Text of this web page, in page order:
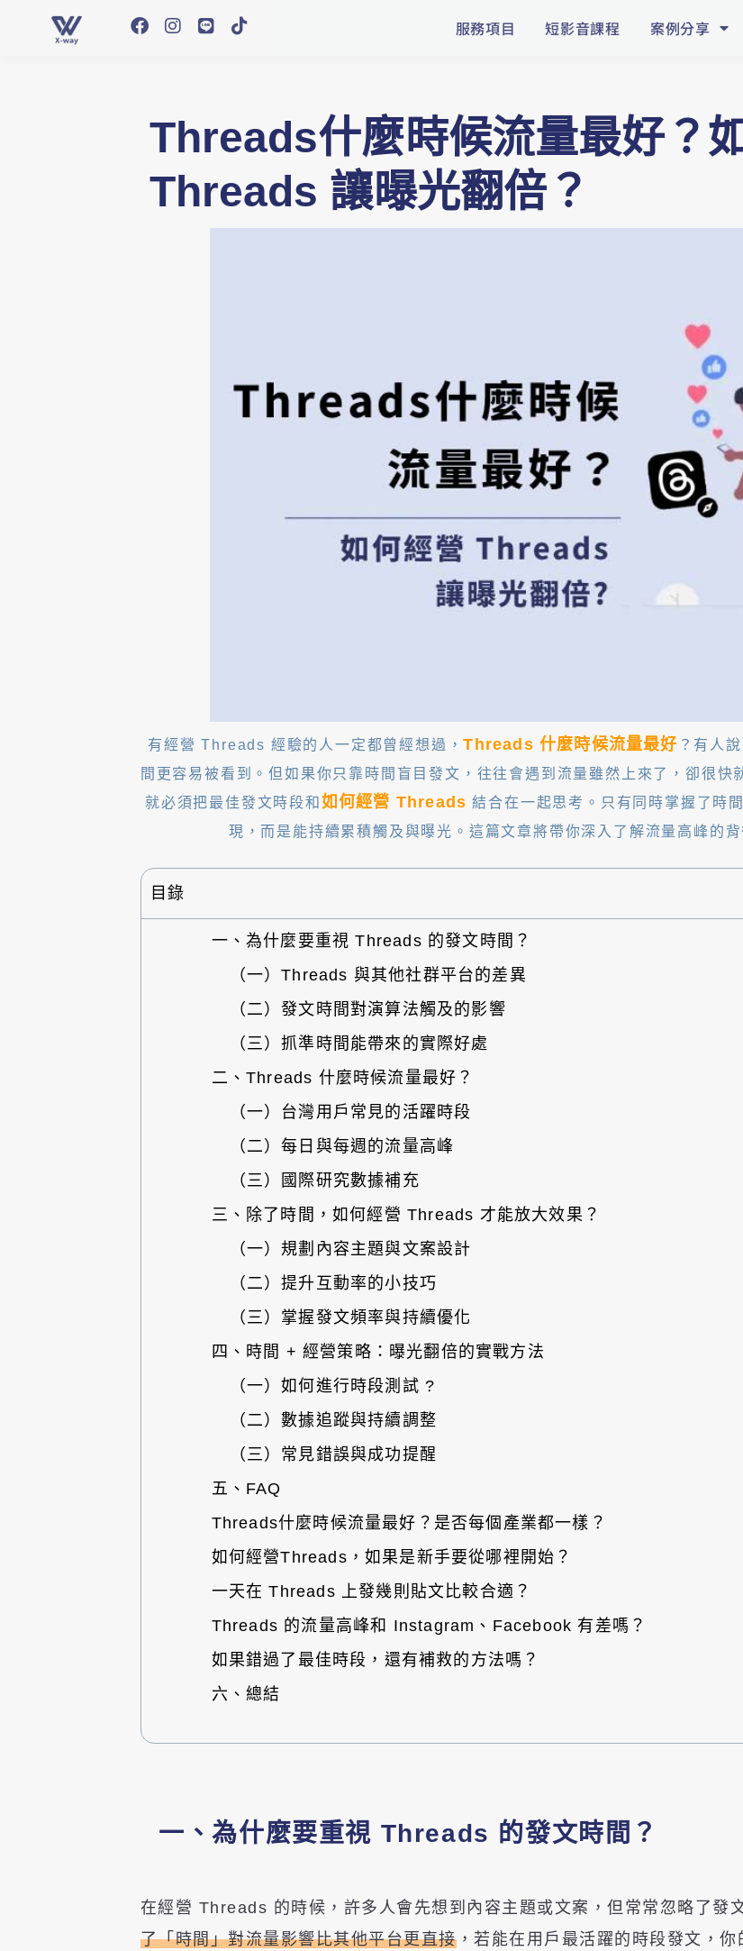
服務項目 短影音課程 案例分享
Threads什麼時候流量最好？
Threads 讓曝光翻倍？
有經營 Threads 經驗的人一定都曾經想過，Threads 什麼時候流量最好 ？有人
間更容易被看到。但如果你只靠時間盲目發文，往往會遇到流量雖然上來了，卻很快
就必須把最佳發文時段和 如何經營 Threads結合在一起思考。只有同時掌握了時
現，而是能持續累積觸及與曝光。這篇文章將帶你深入了解流量高峰的
目錄
一、為什麼要重視 Threads 的發文時間？
（一）Threads 與其他社群平台的差異
（二）發文時間對演算法觸及的影響
（三）抓準時間能帶來的實際好處
二、Threads 什麼時候流量最好？
（一）台灣用戶常見的活躍時段
（二）每日與每週的流量高峰
（三）國際研究數據補充
三、除了時間，如何經營 Threads 才能放大效果？
（一）規劃內容主題與文案設計
（二）提升互動率的小技巧
（三）掌握發文頻率與持續優化
四、時間 + 經營策略：曝光翻倍的實戰方法
（一）如何進行時段測試 ?
（二）數據追蹤與持續調整
（三）常見錯誤與成功提醒
五、FAQ
Threads什麼時候流量最好？是否每個產業都一樣？
如何經營Threads，如果是新手要從哪裡開始？
一天在 Threads 上發幾則貼文比較合適？
Threads 的流量高峰和 Instagram、Facebook 有差嗎？
如果錯過了最佳時段，還有補救的方法嗎？
六、總結
一、為什麼要重視 Threads 的發文時間？
在經營 Threads 的時候，許多人會先想到內容主題或文案，但常常忽略了發
了「時間」對流量影響比其他平台更直接，若能在用戶最活躍的時段發文，